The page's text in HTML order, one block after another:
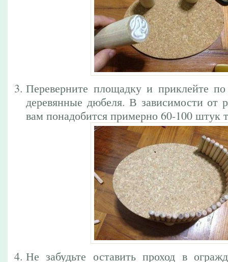
Переверните площадку и приклейте
деревянные дюбеля. В зависимости от
вам понадобится примерно 60-100 штук
Не забудьте оставить проход в